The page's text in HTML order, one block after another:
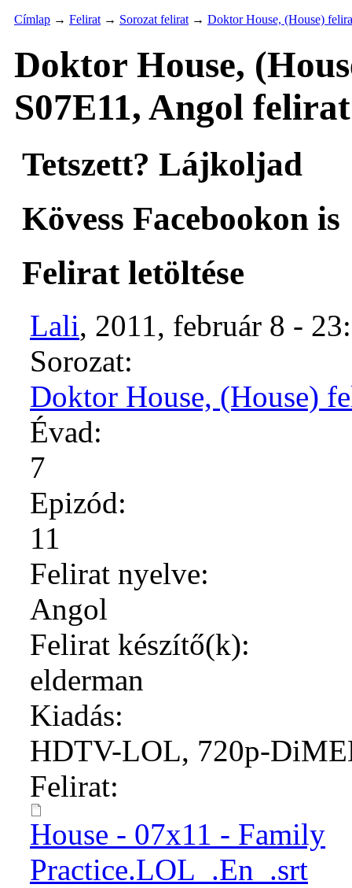
Címlap → Felirat → Sorozat felirat → Doktor House, (House)
Doktor House,
S07E11, Angol felirat
Tetszett? Lájkoljad
Kövess Facebookon is
Felirat letöltése
Lali, 2011, február 8 -
Sorozat:
Doktor House, (House)
Évad:
7
Epizód:
11
Felirat nyelve:
Angol
Felirat készítő(k):
elderman
Kiadás:
HDTV-LOL, 720p-
Felirat:
House - 07x11 - Family
Practice.LOL_.En_.srt